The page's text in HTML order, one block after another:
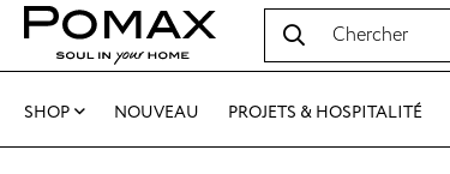
SHOP NOUVEAU PROJETS & HOSPITALITÉ